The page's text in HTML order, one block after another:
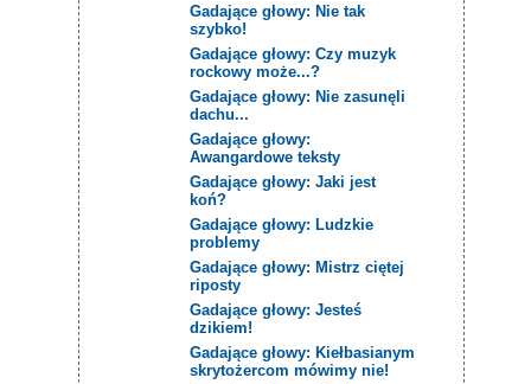
Gadające głowy: Nie tak
szybko!
Gadające głowy: Czy muzyk
rockowy może...?
Gadające głowy: Nie zasunęli
dachu...
Gadające głowy:
Awangardowe teksty
Gadające głowy: Jaki jest
koń?
Gadające głowy: Ludzkie
problemy
Gadające głowy: Mistrz ciętej
riposty
Gadające głowy: Jesteś
dzikiem!
Gadające głowy: Kiełbasianym
skrytożercom mówimy nie!